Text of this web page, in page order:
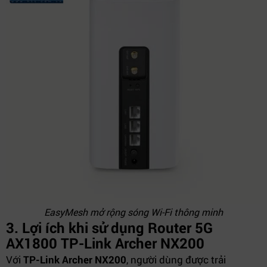
EasyMesh mở rộng sóng Wi-Fi thông minh
3. Lợi ích khi sử dụng Router 5G
AX1800 TP-Link Archer NX200
Với TP-Link Archer NX200, người dùng được trải